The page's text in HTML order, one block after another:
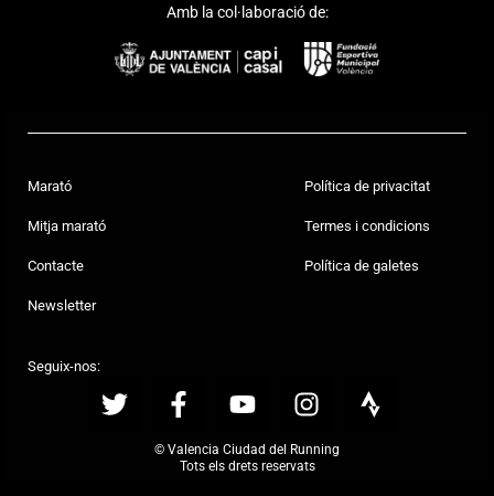
Amb la col·laboració de:
Marató
Mitja marató
Contacte
Newsletter
Política de privacitat
Termes i condicions
Política de galetes
Seguix-nos:
© Valencia Ciudad del Running
Tots els drets reservats